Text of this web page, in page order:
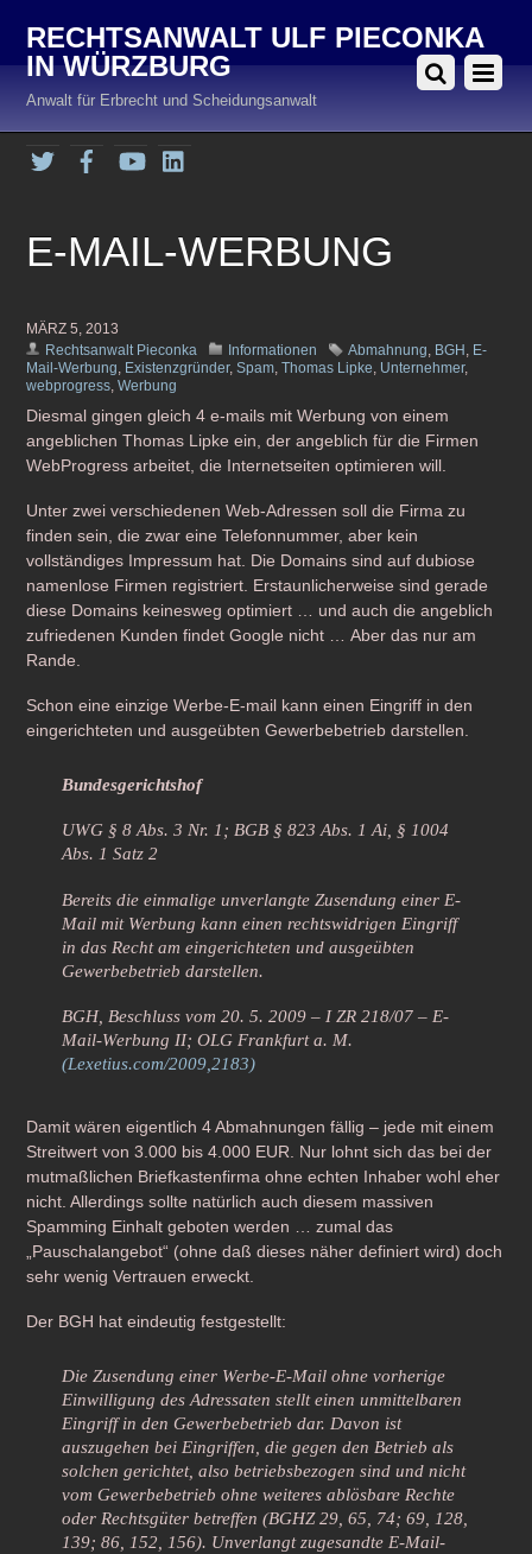
RECHTSANWALT ULF PIECONKA
IN WÜRZBURG
Anwalt für Erbrecht und Scheidungsanwalt
Twitter FacebookYouTube
E-MAIL-WERBUNG
MÄRZ 5, 2013
Rechtsanwalt Pieconka
Informationen Abmahnung, BGH , E-
Mail-Werbung, Existenzgründer,Spam,Thomas Lipke, Unternehmer,
webprogress,Werbung
Diesmal gingen gleich 4 e-mails mit Werbung von einem
angeblichen Thomas Lipke ein, der angeblich für die Firmen
WebProgress arbeitet, die Internetseiten optimieren will.
Unter zwei verschiedenen Web-Adressen soll die Firma zu
finden sein, die zwar eine Telefonnummer, aber kein
vollständiges Impressum hat. Die Domains sind auf dubiose
namenlose Firmen registriert. Erstaunlicherweise sind gerade
diese Domains keinesweg optimiert … und auch die angeblich
zufriedenen Kunden findet Google nicht … Aber das nur am
Rande.
Schon eine einzige Werbe-E-mail kann einen Eingriff in den
eingerichteten und ausgeübten Gewerbebetrieb darstellen.
Bundesgerichtshof
UWG § 8 Abs. 3 Nr. 1; BGB § 823 Abs. 1 Ai, § 1004
Abs. 1 Satz 2
Bereits die einmalige unverlangte Zusendung einer E-
Mail mit Werbung kann einen rechtswidrigen Eingriff
in das Recht am eingerichteten und ausgeübten
Gewerbebetrieb darstellen.
BGH, Beschluss vom 20. 5. 2009 – I ZR 218/07 – E-
Mail-Werbung II; OLG Frankfurt a. M.
(Lexetius.com/2009,2183)
Damit wären eigentlich 4 Abmahnungen fällig – jede mit einem
Streitwert von 3.000 bis 4.000 EUR. Nur lohnt sich das bei der
mutmaßlichen Briefkastenfirma ohne echten Inhaber wohl eher
nicht. Allerdings sollte natürlich auch diesem massiven
Spamming Einhalt geboten werden … zumal das
„Pauschalangebot“ (ohne daß dieses näher definiert wird) doch
sehr wenig Vertrauen erweckt.
Der BGH hat eindeutig festgestellt:
Die Zusendung einer Werbe-E-Mail ohne vorherige
Einwilligung des Adressaten stellt einen unmittelbaren
Eingriff in den Gewerbebetrieb dar. Davon ist
auszugehen bei Eingriffen, die gegen den Betrieb als
solchen gerichtet, also betriebsbezogen sind und nicht
vom Gewerbebetrieb ohne weiteres ablösbare Rechte
oder Rechtsgüter betreffen (BGHZ 29, 65, 74; 69, 128,
139; 86, 152, 156). Unverlangt zugesandte E-Mail-